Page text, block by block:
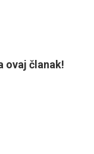
ovaj članak!